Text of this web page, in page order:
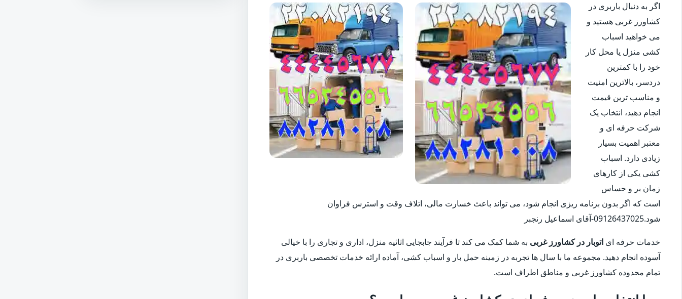
اگر به دنبال باربری در
کشاورز غربی هستید و
می خواهید اسباب
کشی منزل یا محل کار
خود را با کمترین
دردسر، بالاترین امنیت
و مناسب ترین قیمت
انجام دهید، انتخاب یک
شرکت حرفه ای و
معتبر اهمیت بسیار
زیادی دارد. اسباب
کشی یکی از کارهای
زمان بر و حساس
است که اگر بدون برنامه ریزی انجام شود، می تواند باعث خسارت مالی، اتلاف وقت و استرس فراوان
شود.09126437025-آقای اسماعیل رنجبر
خدمات حرفه ای اتوبار در کشاورز غربی به شما کمک می کند تا فرآیند جابجایی اثاثیه منزل، اداری و تجاری را با خیالی
آسوده انجام دهید. مجموعه ما با سال ها تجربه در زمینه حمل بار و اسباب کشی، آماده ارائه خدمات تخصصی باربری در
تمام محدوده کشاورز غربی و مناطق اطراف است.